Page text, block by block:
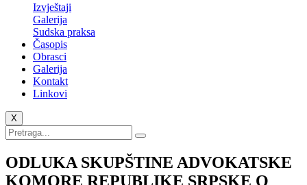
Izvještaji
Galerija
Sudska praksa
Časopis
Obrasci
Galerija
Kontakt
Linkovi
X
ODLUKA SKUPŠTINE ADVOKATSKE
KOMORE REPUBLIKE SRPSKE O